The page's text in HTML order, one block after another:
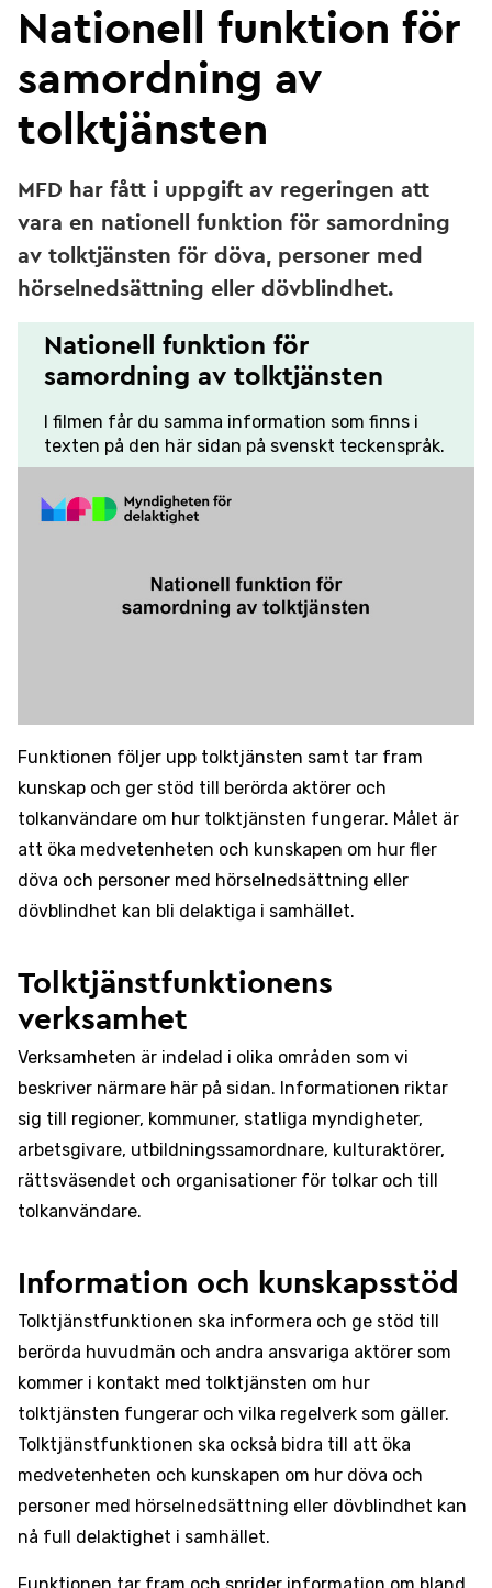
Nationell funktion för
samordning av
tolktjänsten
MFD har fått i uppgift av regeringen att
vara en nationell funktion för samordning
av tolktjänsten för döva, personer med
hörselnedsättning eller dövblindhet.
Nationell funktion för
samordning av tolktjänsten
I filmen får du samma information som finns i
texten på den här sidan på svenskt teckenspråk.
Funktionen följer upp tolktjänsten samt tar fram
kunskap och ger stöd till berörda aktörer och
tolkanvändare om hur tolktjänsten fungerar. Målet är
att öka medvetenheten och kunskapen om hur fler
döva och personer med hörselnedsättning eller
dövblindhet kan bli delaktiga i samhället.
Tolktjänstfunktionens
verksamhet
Verksamheten är indelad i olika områden som vi
beskriver närmare här på sidan. Informationen riktar
sig till regioner, kommuner, statliga myndigheter,
arbetsgivare, utbildningssamordnare, kulturaktörer,
rättsväsendet och organisationer för tolkar och till
tolkanvändare.
Information och kunskapsstöd
Tolktjänstfunktionen ska informera och ge stöd till
berörda huvudmän och andra ansvariga aktörer som
kommer i kontakt med tolktjänsten om hur
tolktjänsten fungerar och vilka regelverk som gäller.
Tolktjänstfunktionen ska också bidra till att öka
medvetenheten och kunskapen om hur döva och
personer med hörselnedsättning eller dövblindhet kan
nå full delaktighet i samhället.